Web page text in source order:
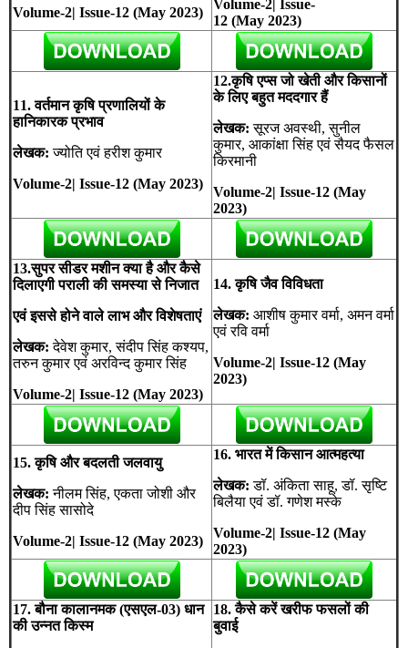
Volume-2| Issue-12 (May 2023)
Volume-2| Issue-
12 (May 2023)
11. वर्तमान कृषि प्रणालियों के
हानिकारक प्रभाव
लेखक:ज्योति एवं हरीश कुमार
Volume-2| Issue-12 (May 2023)
12.कृषि एप्स जो खेती और किसानों
के लिए बहुत मददगार हैं
लेखक:सूरज अवस्थी, सुनील
कुमार, आकांक्षा सिंह एवं सैयद फैसल
किरमानी
Volume-2| Issue-12 (May
2023)
13.सुपर सीडर मशीन क्या है और कैसे
दिलाएगी पराली की समस्या से निजात
एवं इससे होने वाले लाभ और विशेषताएं
लेखक:देवेश कुमार, संदीप सिंह कश्यप,
तरुन कुमार एवं अरविन्द कुमार सिंह
Volume-2| Issue-12 (May 2023)
14. कृषि जैव विविधता
लेखक: आशीष कुमार वर्मा, अमन वर्मा
एवं रवि वर्मा
Volume-2| Issue-12 (May
2023)
15. कृषि और बदलती जलवायु
लेखक: नीलम सिंह, एकता जोशी और
दीप सिंह सासोदे
Volume-2| Issue-12 (May 2023)
16. भारत में किसान आत्महत्या
लेखक:डॉ. अंकिता साहू, डॉ. सृष्टि
बिलैया एवं डॉ. गणेश मस्के
Volume-2| Issue-12 (May
2023)
17. बौना कालानमक (एसएल-03) धान
की उन्नत किस्म
18. कैसे करें खरीफ फसलों की
बुवाई